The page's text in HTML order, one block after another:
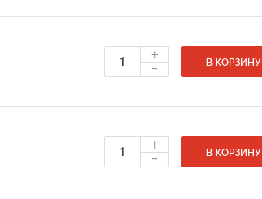
+
- В КОРЗИНУ
+
- В КОРЗИНУ